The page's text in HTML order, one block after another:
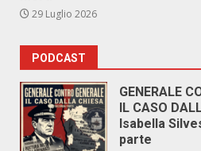
29 Luglio 2026
PODCAST
GENERALE
IL CASO
Isabella
parte